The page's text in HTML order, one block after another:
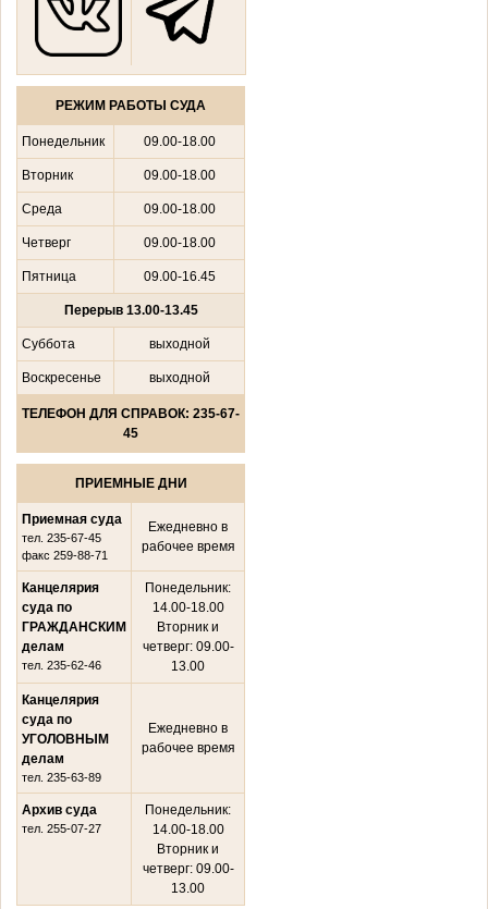
РЕЖИМ РАБОТЫ СУДА
Понедельник 09.00-18.00
Вторник 09.00-18.00
Среда 09.00-18.00
Четверг 09.00-18.00
Пятница 09.00-16.45
Перерыв 13.00-13.45
Суббота выходной
Воскресенье выходной
ТЕЛЕФОН ДЛЯ СПРАВОК: 235-67-
45
ПРИЕМНЫЕ ДНИ
Приемная суда
тел. 235-67-45
факс 259-88-71
Ежедневно в
рабочее время
Канцелярия
суда по
ГРАЖДАНСКИМ
делам
тел. 235-62-46
Понедельник:
14.00-18.00
Вторник и
четверг: 09.00-
13.00
Канцелярия
суда по
УГОЛОВНЫМ
делам
тел. 235-63-89
Ежедневно в
рабочее время
Архив суда
тел. 255-07-27
Понедельник:
14.00-18.00
Вторник и
четверг: 09.00-
13.00